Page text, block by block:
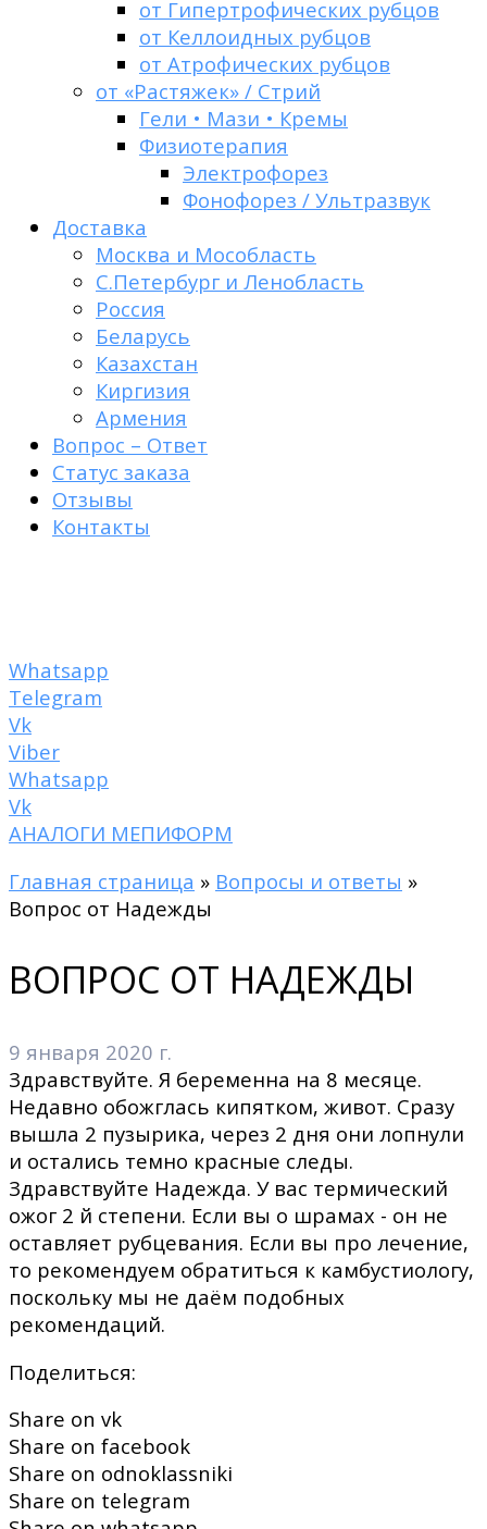
от Гипертрофических рубцов
от Келлоидных рубцов
от Атрофических рубцов
от «Растяжек» / Стрий
Гели • Мази • Кремы
Физиотерапия
Электрофорез
Фонофорез / Ультразвук
Доставка
Москва и Мособласть
С.Петербург и Ленобласть
Россия
Беларусь
Казахстан
Киргизия
Армения
Вопрос – Ответ
Статус заказа
Отзывы
Контакты
Whatsapp
Telegram
Vk
Viber
Whatsapp
Vk
АНАЛОГИ МЕПИФОРМ
Главная страница » Вопросы и ответы »
Вопрос от Надежды
ВОПРОС ОТ НАДЕЖДЫ
9 января 2020 г.
Здравствуйте. Я беременна на 8 месяце.
Недавно обожглась кипятком, живот. Сразу
вышла 2 пузырика, через 2 дня они лопнули
и остались темно красные следы.
Здравствуйте Надежда. У вас термический
ожог 2 й степени. Если вы о шрамах - он не
оставляет рубцевания. Если вы про лечение,
то рекомендуем обратиться к камбустиологу,
поскольку мы не даём подобных
рекомендаций.
Поделиться:
Share on vk
Share on facebook
Share on odnoklassniki
Share on telegram